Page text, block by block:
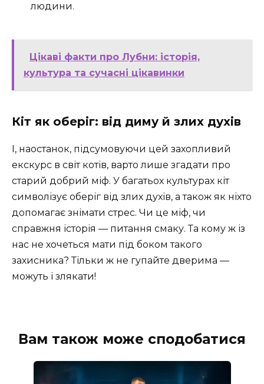
людини.
Цікаві факти про Лубни: історія,
культура та сучасні цікавинки
Кіт як оберіг: від диму й злих духів
І, наостанок, підсумовуючи цей захопливий
екскурс в світ котів, варто лише згадати про
старий добрий міф. У багатьох культурах кіт
символізує оберіг від злих духів, а також як ніхто
допомагає знімати стрес. Чи це міф, чи
справжня історія — питання смаку. Та кому ж із
нас не хочеться мати під боком такого
захисника? Тільки ж не гупайте дверима —
можуть і злякати!
Вам також може сподобатися